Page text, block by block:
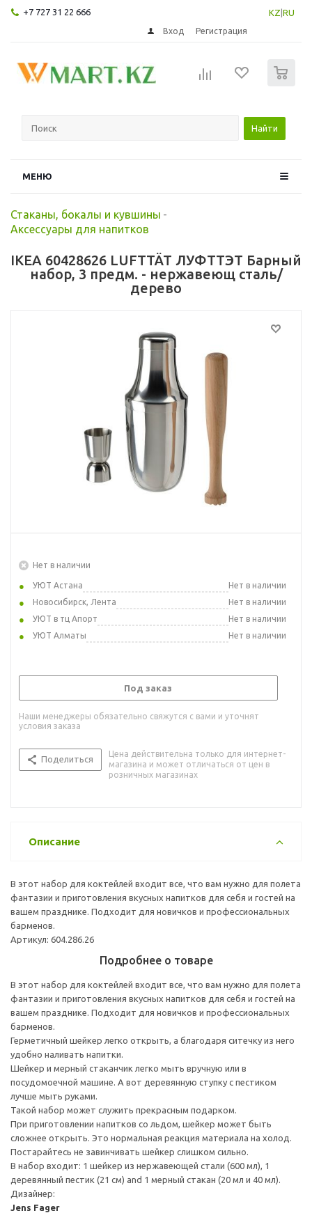
+7 727 31 22 666 KZ RU
Вход Регистрация
Найти
МЕНЮ
Стаканы, бокалы и кувшины -
Аксессуары для напитков
IKEA 60428626 LUFTTÄT ЛУФТТЭТ Барный
набор, 3 предм. - нержавеющ сталь/
дерево
Нет в наличии
УЮТ Астана
Нет в наличии
Новосибирск, Лента
Нет в наличии
УЮТ в тц Апорт
Нет в наличии
УЮТ Алматы
Нет в наличии
Под заказ
Наши менеджеры обязательно свяжутся с вами и уточнят
условия заказа
Поделиться
Цена действительна только для интернет-
магазина и может отличаться от цен в
розничных магазинах
Описание
В этот набор для коктейлей входит все, что вам нужно для полета
фантазии и приготовления вкусных напитков для себя и гостей на
вашем празднике. Подходит для новичков и профессиональных
барменов.
Артикул: 604.286.26
Подробнее о товаре
В этот набор для коктейлей входит все, что вам нужно для полета
фантазии и приготовления вкусных напитков для себя и гостей на
вашем празднике. Подходит для новичков и профессиональных
барменов.
Герметичный шейкер легко открыть, а благодаря ситечку из него
удобно наливать напитки.
Шейкер и мерный стаканчик легко мыть вручную или в
посудомоечной машине. А вот деревянную ступку с пестиком
лучше мыть руками.
Такой набор может служить прекрасным подарком.
При приготовлении напитков со льдом, шейкер может быть
сложнее открыть. Это нормальная реакция материала на холод.
Постарайтесь не завинчивать шейкер слишком сильно.
В набор входит: 1 шейкер из нержавеющей стали (600 мл), 1
деревянный пестик (21 см) and 1 мерный стакан (20 мл и 40 мл).
Дизайнер:
Jens Fager